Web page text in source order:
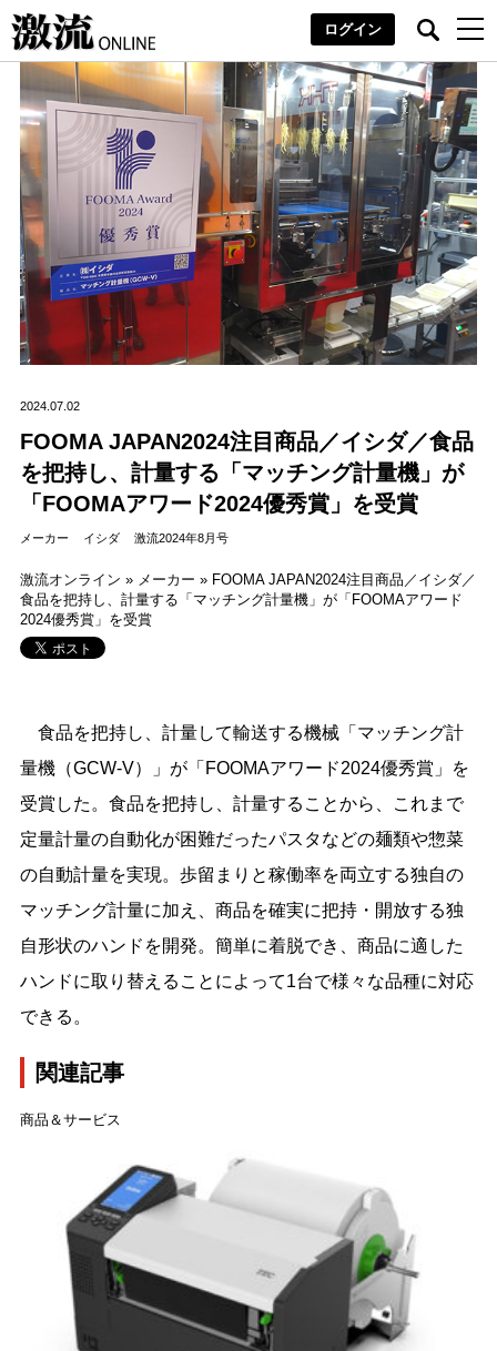
ログイン
2024.07.02
FOOMA JAPAN2024注目商品／イシダ／食品
を把持し、計量する「マッチング計量機」が
「FOOMAアワード2024優秀賞」を受賞
メーカー イシダ 激流2024年8月号
激流オンライン » メーカー » FOOMA JAPAN2024注目商品／イシダ／
食品を把持し、計量する「マッチング計量機」が「FOOMAアワード
2024優秀賞」を受賞
食品を把持し、計量して輸送する機械「マッチング計
量機（GCW-V）」が「FOOMAアワード2024優秀賞」を
受賞した。食品を把持し、計量することから、これまで
定量計量の自動化が困難だったパスタなどの麺類や惣菜
の自動計量を実現。歩留まりと稼働率を両立する独自の
マッチング計量に加え、商品を確実に把持・開放する独
自形状のハンドを開発。簡単に着脱でき、商品に適した
ハンドに取り替えることによって1台で様々な品種に対応
できる。
関連記事
商品＆サービス